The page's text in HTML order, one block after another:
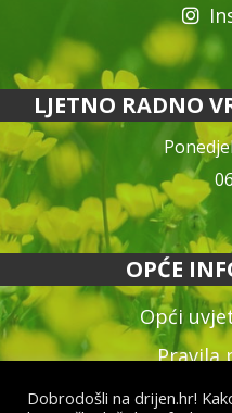
LJETNO RADNO
OPĆE
Opći
Pravila
Dobrodošli na drijen.hr!